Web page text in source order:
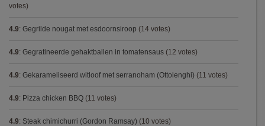
votes)
4.9: Gegrilde nougat met esdoornsiroop (14 votes)
4.9: Gegratineerde gehaktballen in tomatensaus (12 votes)
4.9: Gekarameliseerd witloof met serranoham (Ottolenghi) (11 votes)
4.9: Pizza chicken BBQ (11 votes)
4.9: Steak chimichurri (Gordon Ramsay) (10 votes)